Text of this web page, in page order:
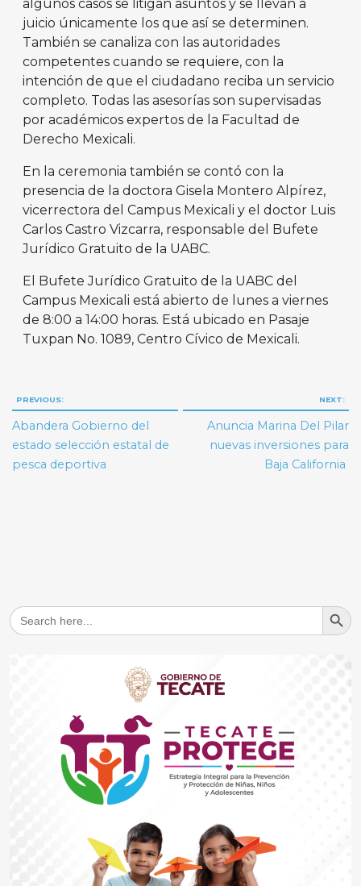
algunos casos se litigan asuntos y se llevan a
juicio únicamente los que así se determinen.
También se canaliza con las autoridades
competentes cuando se requiere, con la
intención de que el ciudadano reciba un servicio
completo. Todas las asesorías son supervisadas
por académicos expertos de la Facultad de
Derecho Mexicali.
En la ceremonia también se contó con la
presencia de la doctora Gisela Montero Alpírez,
vicerrectora del Campus Mexicali y el doctor Luis
Carlos Castro Vizcarra, responsable del Bufete
Jurídico Gratuito de la UABC.
El Bufete Jurídico Gratuito de la UABC del
Campus Mexicali está abierto de lunes a viernes
de 8:00 a 14:00 horas. Está ubicado en Pasaje
Tuxpan No. 1089, Centro Cívico de Mexicali.
Navegación
de
entradas
PREVIOUS:
Abandera Gobierno del
estado selección estatal de
pesca deportiva
NEXT:
Anuncia Marina Del Pilar
nuevas inversiones para
Baja California
Search
for:
Search